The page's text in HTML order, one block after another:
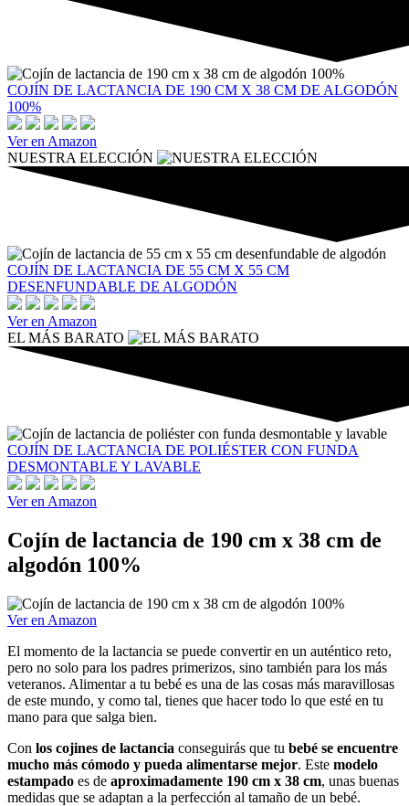
COJÍN DE LACTANCIA DE 190 CM X 38 CM DE ALGODÓN
100%
Ver en Amazon
NUESTRA ELECCIÓN
COJÍN DE LACTANCIA DE 55 CM X 55 CM
DESENFUNDABLE DE ALGODÓN
Ver en Amazon
EL MÁS BARATO
COJÍN DE LACTANCIA DE POLIÉSTER CON FUNDA
DESMONTABLE Y LAVABLE
Ver en Amazon
Cojín de lactancia de 190 cm x 38 cm de
algodón 100%
Ver en Amazon
El momento de la lactancia se puede convertir en un auténtico reto,
pero no solo para los padres primerizos, sino también para los más
veteranos. Alimentar a tu bebé es una de las cosas más maravillosas
de este mundo, y como tal, tienes que hacer todo lo que esté en tu
mano para que salga bien.
Con los cojines de lactancia conseguirás que tu bebé se encuentre
mucho más cómodo y pueda alimentarse mejor. Este modelo
estampado es de aproximadamente 190 cm x 38 cm, unas buenas
medidas que se adaptan a la perfección al tamaño de un bebé.